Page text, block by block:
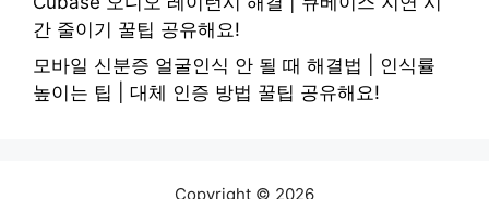
간 줄이기 꿀팁 공유해요!
모바일 신분증 얼굴인식 안 될 때 해결법 | 인식률
높이는 팁 | 대체 인증 방법 꿀팁 공유해요!
Copyright © 2026